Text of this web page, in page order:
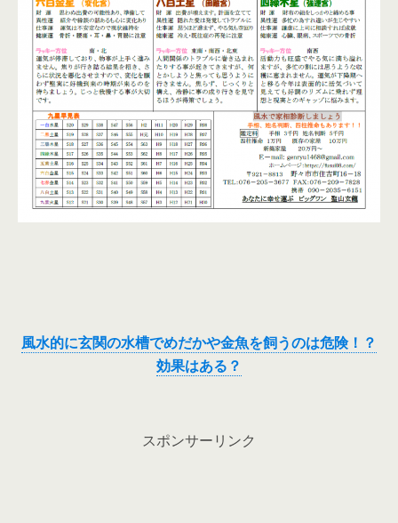
風水的に玄関の水槽でめだかや金魚を飼うのは危険！？
効果はある？
スポンサーリンク